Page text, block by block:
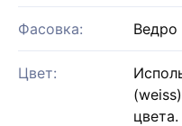
Фасовка: Ведро
Цвет: